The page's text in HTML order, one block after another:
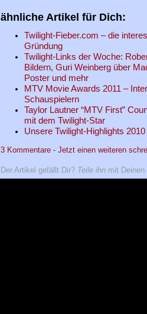
ähnliche Artikel für Dich:
Twilight-Fieber.com – die
Gründung
Twilight-Links der Woche:
Bildern, Guri Weinberg über
Poster und mehr
MTV Movie Awards 2011 –
Schauspielern
Taylor Lautner “MTV First”
mit dem Twilight-Star
Unsere Twilight-Highlights
3 Kommentare - Jetzt einen weiteren
Der Artikel gefällt Dir? Teile ihnmit Deinen